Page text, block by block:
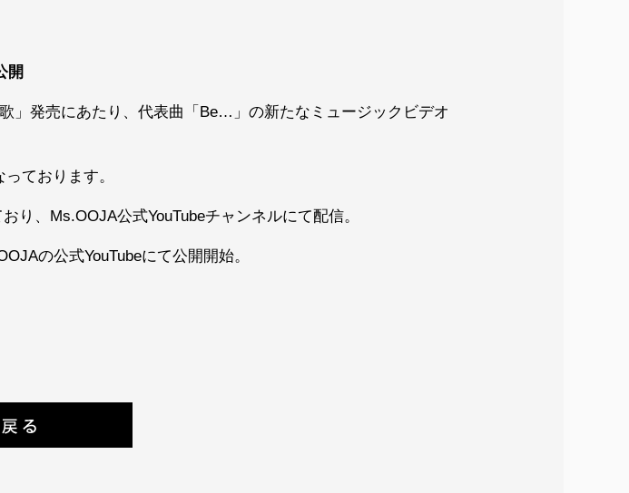
開
」発売にあたり、代表曲「Be…」の新たなミュージックビデオ
ております。
り、Ms.OOJA公式YouTubeチャンネルにて配信。
の公式YouTubeにて公開開始。